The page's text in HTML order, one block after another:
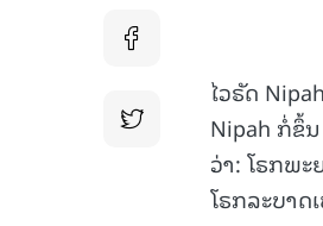
ໄວຣັດ
Nipah ກໍ່ຂຶ້
ວ່າ: ໂຣກພ
ໂຣກລະບາດ